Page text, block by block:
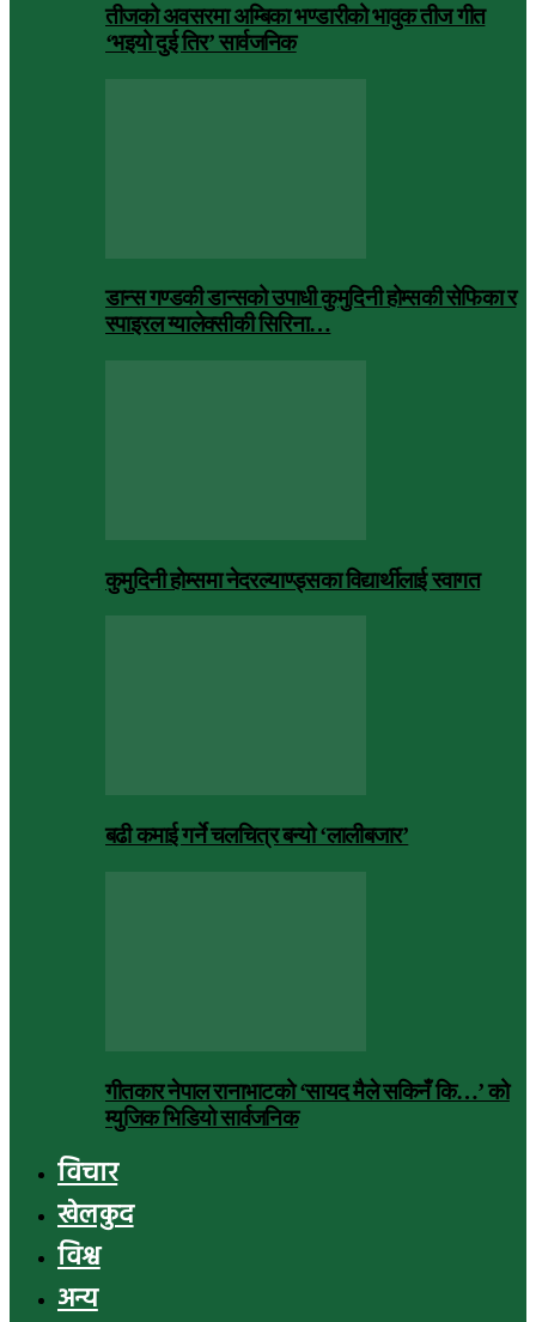
तीजको अवसरमा अम्बिका भण्डारीको भावुक तीज गीत
‘भइयो दुई तिर’ सार्वजनिक
डान्स गण्डकी डान्सको उपाधी कुमुदिनी होम्सकी सेफिका र
स्पाइरल ग्यालेक्सीकी सिरिना…
कुमुदिनी होम्समा नेदरल्याण्ड्सका विद्यार्थीलाई स्वागत
बढी कमाई गर्ने चलचित्र बन्यो ‘लालीबजार’
गीतकार नेपाल रानाभाटको ‘सायद मैले सकिनँ कि…’ को
म्युजिक भिडियो सार्वजनिक
विचार
खेलकुद
विश्व
अन्य